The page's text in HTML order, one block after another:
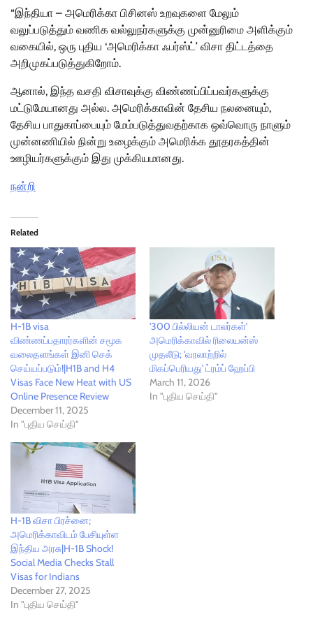
“இந்தியா – அமெரிக்கா பிசினஸ் உறவுகளை மேலும்
வலுப்படுத்தும் வணிக வல்லுநர்களுக்கு முன்னுரிமை அளிக்கும்
வகையில், ஒரு புதிய ‘அமெரிக்கா ஃபர்ஸ்ட்’ விசா திட்டத்தை
அறிமுகப்படுத்துகிறோம்.
ஆனால், இந்த வசதி விசாவுக்கு விண்ணப்பிப்பவர்களுக்கு
மட்டுமேயானது அல்ல. அமெரிக்காவின் தேசிய நலனையும்,
தேசிய பாதுகாப்பையும் மேம்படுத்துவதற்காக ஒவ்வொரு நாளும்
முன்னணியில் நின்று உழைக்கும் அமெரிக்க தூதரகத்தின்
ஊழியர்களுக்கும் இது முக்கியமானது.
நன்றி
Related
H-1B visa
விண்ணப்பதாரர்களின் சமூக
வலைதளங்கள் இனி செக்
செய்யப்படும்!|H1B and H4
Visas Face New Heat with US
Online Presence Review
December 11, 2025
In "புதிய செய்தி"
'300 பில்லியன் டாலர்கள்'
அமெரிக்காவில் ரிலையன்ஸ்
முதலீடு; 'வரலாற்றில்
மிகப்பெரியது' ட்ரம்ப் ஹேப்பி
March 11, 2026
In "புதிய செய்தி"
H-1B விசா பிரச்னை;
அமெரிக்காவிடம் பேசியுள்ள
இந்திய‌ அரசு|H-1B Shock!
Social Media Checks Stall
Visas for Indians
December 27, 2025
In "புதிய செய்தி"